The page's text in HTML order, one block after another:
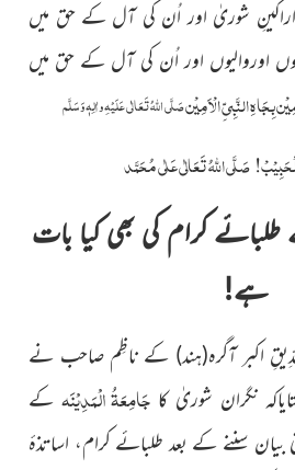
اراکینِ شوریٰ اور اُن کی آل کے حق میں
اوروالیوں اور اُن کی آل کے حق میں
بِجَاہِ النَّبِیِّ الْاَمِیْنصَلَّی اللّٰہُ تَعَالٰی عَلَیْہِ واٰلِہٖ وَسَلَّم
صَلَّی اللّٰہُ تَعَالٰی عَلٰی مُحَمَّد
طلبائے کرام کی بھی کیا بات
ہے!
اکبر آگرہ(ہند) کے ناظِمصاحب نے
نگران شوریٰ کاجَامِعَۃُالْمَدِیْنَہکے
بیان سننے کے بعد طلبائے کرام، اساتذۂ